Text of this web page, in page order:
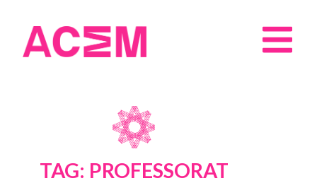
TAG: PROFESSORAT